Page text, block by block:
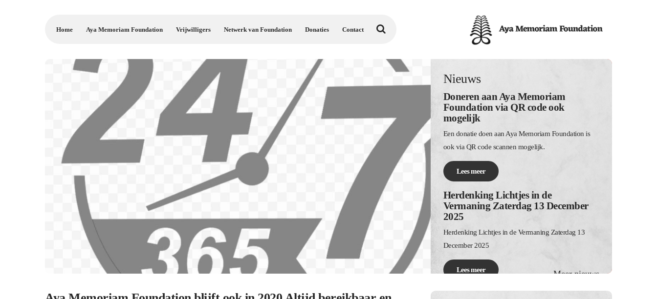
Home Aya Memoriam Foundation Vrijwilligers Netwerk van Foundation Donaties Contact
Nieuws
Doneren aan Aya Memoriam
Foundation via QR code ook
mogelijk
Een donatie doen aan Aya Memoriam Foundation is
ook via QR code scannen mogelijk.
Lees meer
Herdenking Lichtjes in de
Vermaning Zaterdag 13 December
2025
Herdenking Lichtjes in de Vermaning Zaterdag 13
December 2025
Lees meer Meer nieuws